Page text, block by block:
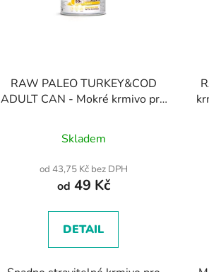
RAW PALEO TURKEY&COD
ADULT CAN - Mokré krmivo pro
Skladem
od 43,75 Kč bez DPH
od 49 Kč
DETAIL